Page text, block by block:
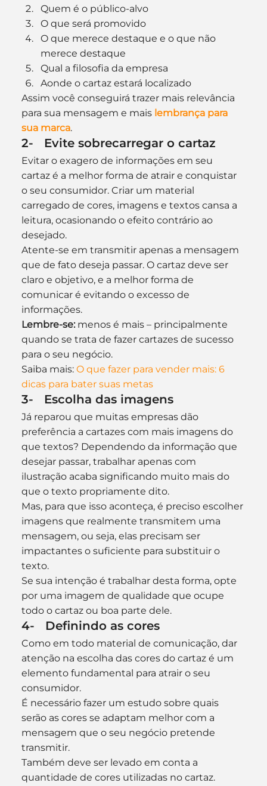
Quem é o público-alvo
O que será promovido
O que merece destaque e o que não
merece destaque
Qual a filosofia da empresa
Aonde o cartaz estará localizado
Assim você conseguirá trazer mais relevância
para sua mensagem e mais lembrança para
sua marca.
2-   Evite sobrecarregar o cartaz
Evitar o exagero de informações em seu
cartaz é a melhor forma de atrair e conquistar
o seu consumidor. Criar um material
carregado de cores, imagens e textos cansa a
leitura, ocasionando o efeito contrário ao
desejado.
Atente-se em transmitir apenas a mensagem
que de fato deseja passar. O cartaz deve ser
claro e objetivo, e a melhor forma de
comunicar é evitando o excesso de
informações.
Lembre-se: menos é mais – principalmente
quando se trata de fazer cartazes de sucesso
para o seu negócio.
Saiba mais: O que fazer para vender mais: 6
dicas para bater suas metas
3-   Escolha das imagens
Já reparou que muitas empresas dão
preferência a cartazes com mais imagens do
que textos? Dependendo da informação que
desejar passar, trabalhar apenas com
ilustração acaba significando muito mais do
que o texto propriamente dito.
Mas, para que isso aconteça, é preciso escolher
imagens que realmente transmitem uma
mensagem, ou seja, elas precisam ser
impactantes o suficiente para substituir o
texto.
Se sua intenção é trabalhar desta forma, opte
por uma imagem de qualidade que ocupe
todo o cartaz ou boa parte dele.
4-   Definindo as cores
Como em todo material de comunicação, dar
atenção na escolha das cores do cartaz é um
elemento fundamental para atrair o seu
consumidor.
É necessário fazer um estudo sobre quais
serão as cores se adaptam melhor com a
mensagem que o seu negócio pretende
transmitir.
Também deve ser levado em conta a
quantidade de cores utilizadas no cartaz.